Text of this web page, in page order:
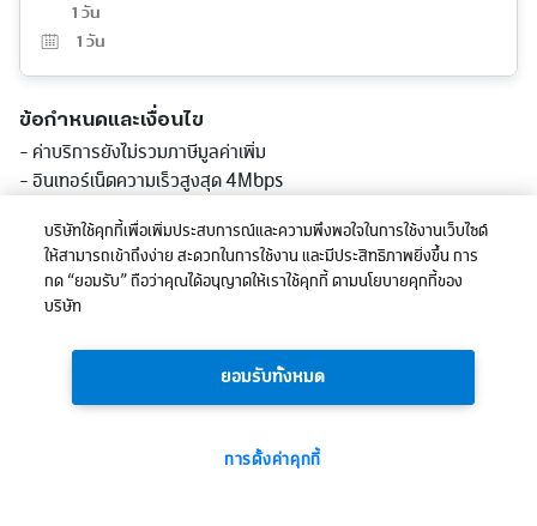
1 วัน
1 วัน
ข้อกำหนดและเงื่อนไข
- ค่าบริการยังไม่รวมภาษีมูลค่าเพิ่ม
- อินเทอร์เน็ตความเร็วสูงสุด 4Mbps
หลัก
- โทรฟรีในเครือข่าย ครั้งละ 30 นาที ตลอด 24 ชม.
- ไม่อนุญาตให้ใช้งานในเชิงพาณิชย์, บิททอร์เรนต์, ฮอตสปอต หรือการ
บริษัทใช้คุกกี้เพื่อเพิ่มประสบการณ์และความพึงพอใจในการใช้งานเว็บไซต์
ให้สามารถเข้าถึงง่าย สะดวกในการใช้งาน และมีประสิทธิภาพยิ่งขึ้น การ
กด “ยอมรับ” ถือว่าคุณได้อนุญาตให้เราใช้คุกกี้ ตามนโยบายคุกกี้ของ
บริษัท
ยอมรับทั้งหมด
การตั้งค่าคุกกี้